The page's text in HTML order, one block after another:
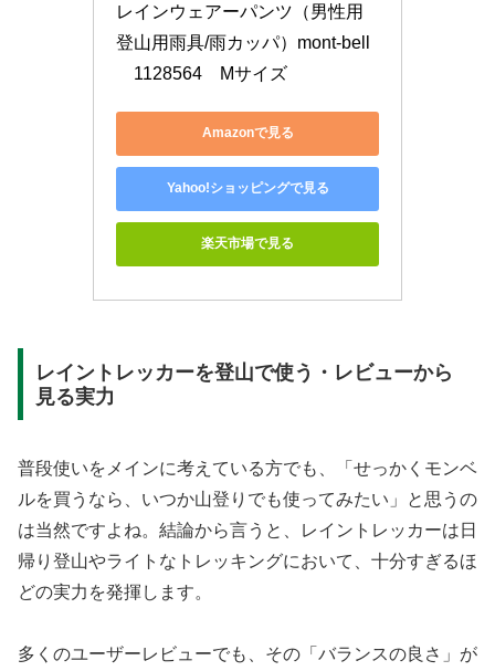
レインウェアーパンツ（男性用
登山用雨具/雨カッパ）mont-bell
1128564　Mサイズ
Amazonで見る
Yahoo!ショッピングで見る
楽天市場で見る
レイントレッカーを登山で使う・レビューから
見る実力
普段使いをメインに考えている方でも、「せっかくモンベ
ルを買うなら、いつか山登りでも使ってみたい」と思うの
は当然ですよね。結論から言うと、レイントレッカーは日
帰り登山やライトなトレッキングにおいて、十分すぎるほ
どの実力を発揮します。
多くのユーザーレビューでも、その「バランスの良さ」が